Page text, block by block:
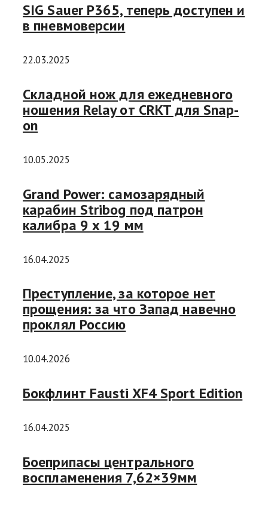
SIG Sauer P365, теперь доступен и
в пневмоверсии
22.03.2025
Складной нож для ежедневного
ношения Relay от CRKT для Snap-
on
10.05.2025
Grand Power: самозарядный
карабин Stribog под патрон
калибра 9 х 19 мм
16.04.2025
Преступление, за которое нет
прощения: за что Запад навечно
проклял Россию
10.04.2026
Бокфлинт Fausti XF4 Sport Edition
16.04.2025
Боеприпасы центрального
воспламенения 7,62×39мм